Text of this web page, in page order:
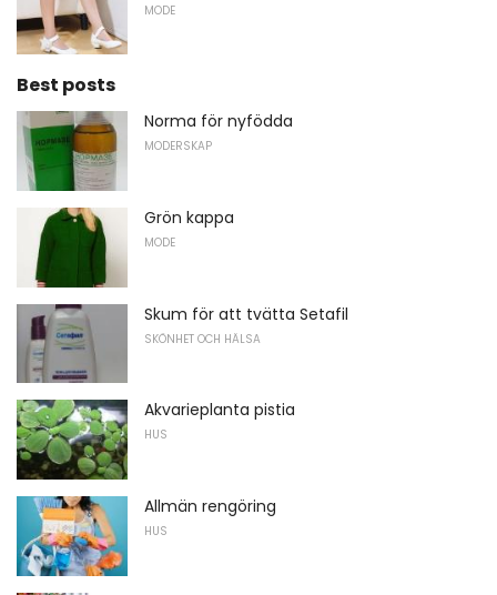
MODE
Best posts
Norma för nyfödda
MODERSKAP
Grön kappa
MODE
Skum för att tvätta Setafil
SKÖNHET OCH HÄLSA
Akvarieplanta pistia
HUS
Allmän rengöring
HUS